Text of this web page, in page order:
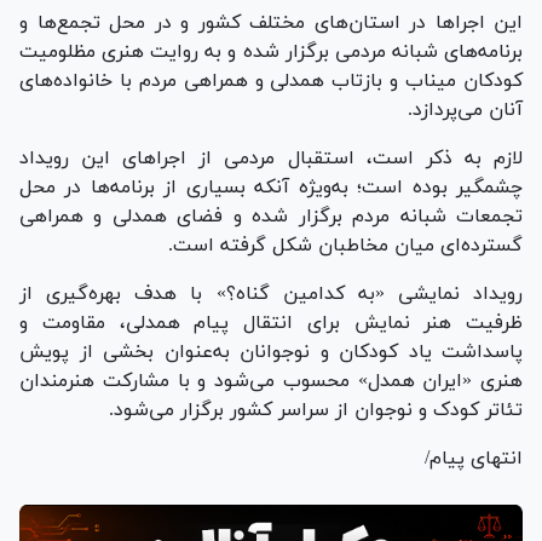
این اجراها در استان‌های مختلف کشور و در محل تجمع‌ها و
برنامه‌های شبانه مردمی برگزار شده و به روایت هنری مظلومیت
کودکان میناب و بازتاب همدلی و همراهی مردم با خانواده‌های
آنان می‌پردازد.
لازم به ذکر است، استقبال مردمی از اجراهای این رویداد
چشمگیر بوده است؛ به‌ویژه آنکه بسیاری از برنامه‌ها در محل
تجمعات شبانه مردم برگزار شده و فضای همدلی و همراهی
گسترده‌ای میان مخاطبان شکل گرفته است.
رویداد نمایشی «به کدامین گناه؟» با هدف بهره‌گیری از
ظرفیت هنر نمایش برای انتقال پیام همدلی، مقاومت و
پاسداشت یاد کودکان و نوجوانان به‌عنوان بخشی از پویش
هنری «ایران همدل» محسوب می‌شود و با مشارکت هنرمندان
تئاتر کودک و نوجوان از سراسر کشور برگزار می‌شود.
انتهای پیام/